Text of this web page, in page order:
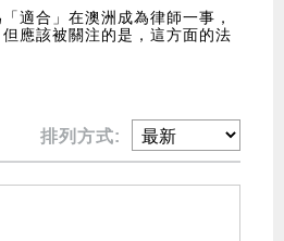
適合」在澳洲成為律師一事，
應該被關注的是，這方面的法
排列方式: